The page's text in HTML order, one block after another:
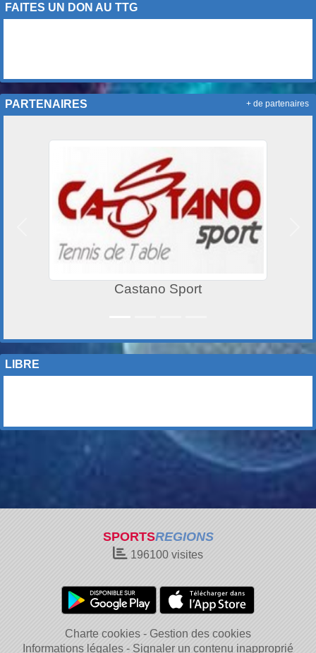
FAITES UN DON AU TTG
PARTENAIRES + de partenaires
LIBRE
SPORTSREGIONS
196100 visites
Charte cookies
Gestion des cookies
Informations légales
Signaler un contenu inapproprié